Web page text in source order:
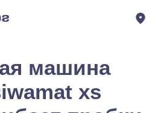
машина
xs